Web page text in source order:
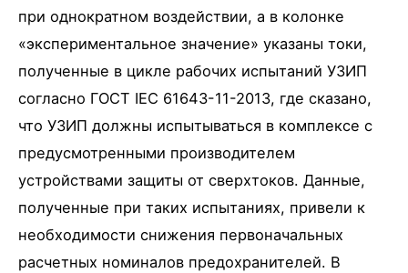
при однократном воздействии, а в колонке
«экспериментальное значение» указаны токи,
полученные в цикле рабочих испытаний УЗИП
согласно ГОСТ IЕС 61643-11-2013, где сказано,
что УЗИП должны испытываться в комплексе с
предусмотренными производителем
устройствами защиты от сверхтоков. Данные,
полученные при таких испытаниях, привели к
необходимости снижения первоначальных
расчетных номиналов предохранителей. В